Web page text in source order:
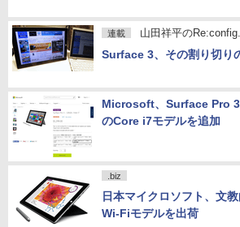
連載 山田祥平の
Surface 3、その割り切り
Microsoft、Surface Pro
のCore i7モデルを追加
.biz
日本マイクロソフト、文
Wi-Fiモデルを出荷